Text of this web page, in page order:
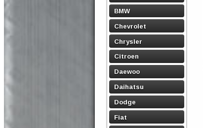
BMW
Chevrolet
Chrysler
Citroen
Daewoo
Daihatsu
Dodge
Fiat